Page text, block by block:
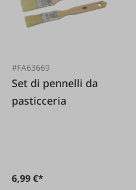
#FA63669
Set di pennelli da
pasticceria
6,99 €*